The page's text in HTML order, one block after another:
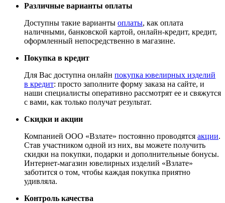
Различные варианты оплаты
Доступны такие варианты оплаты, как оплата
наличными, банковской картой, онлайн-кредит, кредит,
оформленный непосредственно в магазине.
Покупка в кредит
Для Вас доступна онлайн покупка ювелирных изделий
в кредит: просто заполните форму заказа на сайте, и
наши специалисты оперативно рассмотрят ее и свяжутся
с вами, как только получат результат.
Скидки и акции
Компанией ООО «Взлате» постоянно проводятся акции.
Став участником одной из них, вы можете получить
скидки на покупки, подарки и дополнительные бонусы.
Интернет-магазин ювелирных изделий «Взлате»
заботится о том, чтобы каждая покупка приятно
удивляла.
Контроль качества